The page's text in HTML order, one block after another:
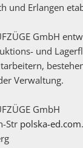
und Erlangen
GmbH
und
Verwaltung.
GmbH
Str polska-ed.com